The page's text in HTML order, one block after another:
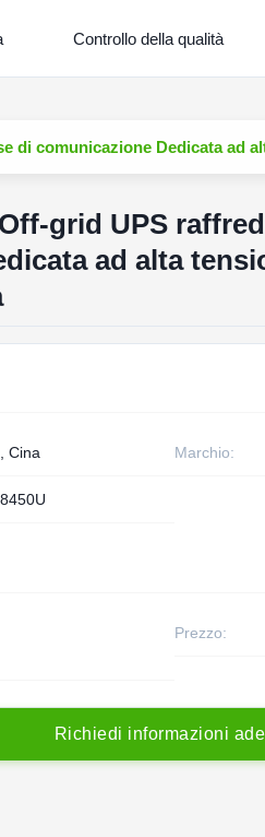
Controllo della qualità
di comunicazione Dedicata ad
grid UPS
ad alta
Cina Marchio:
Prezzo:
Richiedi informazioni ade